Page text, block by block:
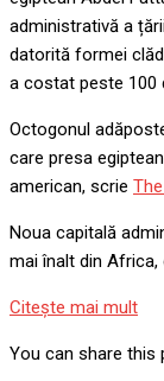
administrativă a
datorită formei
a costat peste 100
Octogonul
care presa
american, scrie
Noua capitală
mai înalt din
Citeşte mai mult
You can share this